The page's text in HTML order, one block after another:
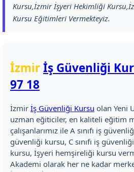
Kursu,İzmir İşyeri Hekimliği
Kursu Eğitimleri Vermekteyiz.
İzmirİş Güvenliği
97 18
İzmir İş Güvenliği Kursu olan Yeni
uzman eğiticiler, en kaliteli eğitim
çalışanlarımız ile A sınıfı iş
güvenliği kursu, C sınıfı iş
kursu, İşyeri hemşireliği kursu
Akademi olarak her ne kadar